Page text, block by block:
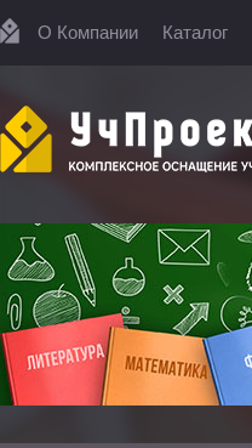
О Компании Каталог